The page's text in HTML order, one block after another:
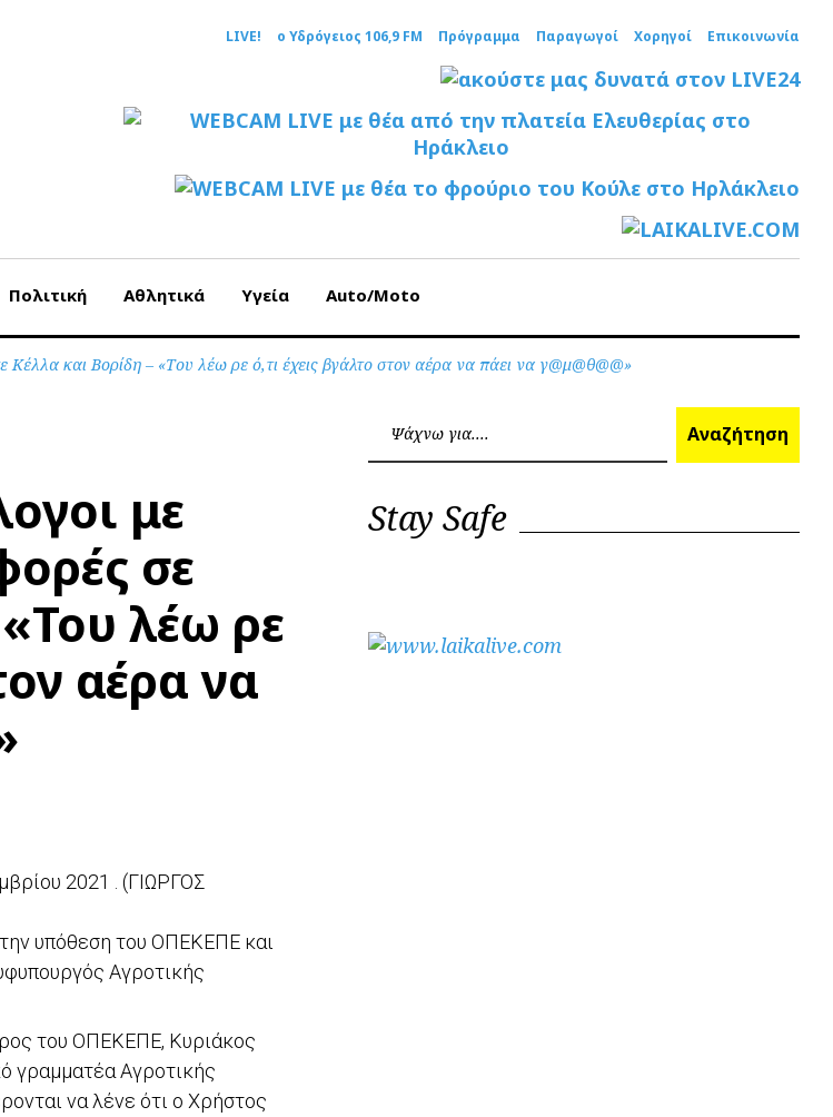
LIVE! ο Υδρόγειος 106,9 FM Πρόγραμμα Παραγωγοί Χορηγοί Επικοινωνία
Πολιτική Αθλητικά Υγεία Auto/Moto
και Βορίδη – «Του λέω ρε ό,τι έχεις βγάλτο στον αέρα να πάει να γ@μ@θ@@»
με
σε
λέω ρε
αέρα να
2021 . (ΓΙΩΡΓΟΣ
υπόθεση του ΟΠΕΚΕΠΕ και
Αγροτικής
του ΟΠΕΚΕΠΕ, Κυριάκος
γραμματέα Αγροτικής
να λένε ότι ο Χρήστος
Αναζήτηση
Stay Safe